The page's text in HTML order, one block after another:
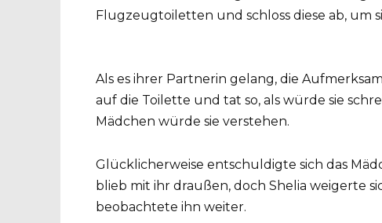
Flugzeugtoiletten und schloss diese ab, um
Als es ihrer Partnerin gelang, die
auf die Toilette und tat so, als würde sie
Mädchen würde sie verstehen.
Glücklicherweise entschuldigte sich das
blieb mit ihr draußen, doch Shelia weigerte
beobachtete ihn weiter.